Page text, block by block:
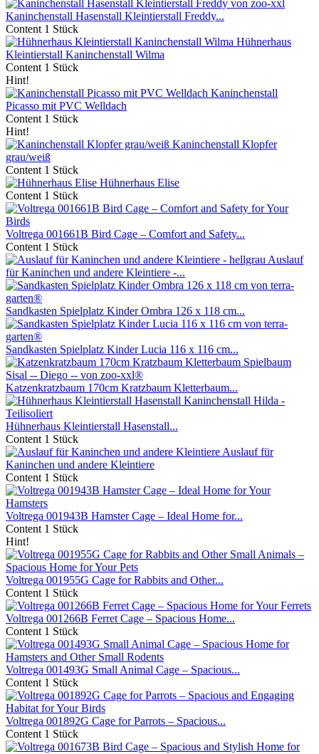
Kaninchenstall Hasenstall Kleintierstall Freddy...
Content 1 Stück
Hühnerhaus
Kleintierstall Kaninchenstall Wilma
Content 1 Stück
Hint!
Kaninchenstall
Picasso mit PVC Welldach
Content 1 Stück
Hint!
Kaninchenstall Klopfer
grau/weiß
Content 1 Stück
Hühnerhaus Elise
Content 1 Stück
Voltrega 001661B Bird Cage – Comfort and Safety...
Content 1 Stück
Auslauf
für Kaninchen und andere Kleintiere -...
Sandkasten Spielplatz Kinder Ombra 126 x 118 cm...
Sandkasten Spielplatz Kinder Lucia 116 x 116 cm...
Katzenkratzbaum 170cm Kratzbaum Kletterbaum...
Hühnerhaus Kleintierstall Hasenstall...
Content 1 Stück
Auslauf für
Kaninchen und andere Kleintiere
Content 1 Stück
Voltrega 001943B Hamster Cage – Ideal Home for...
Content 1 Stück
Hint!
Voltrega 001955G Cage for Rabbits and Other...
Content 1 Stück
Voltrega 001266B Ferret Cage – Spacious Home...
Content 1 Stück
Voltrega 001493G Small Animal Cage – Spacious...
Content 1 Stück
Voltrega 001892G Cage for Parrots – Spacious...
Content 1 Stück